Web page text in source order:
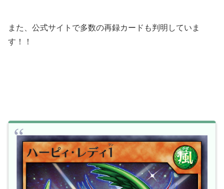
また、公式サイトで多数の再録カードも判明していま
す！！